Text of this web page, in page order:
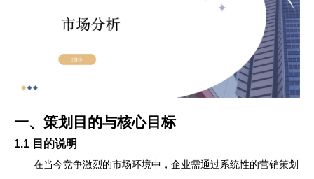
一、策划目的与核心目标
1.1 目的说明
在当今竞争激烈的市场环境中，企业需通过系统性的营销策划